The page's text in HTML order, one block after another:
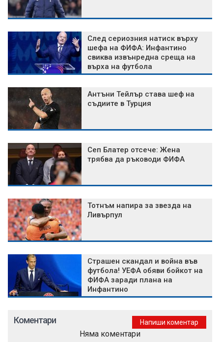
След сериозния натиск върху
шефа на ФИФА: Инфантино
свиква извънредна среща на
върха на футбола
Антъни Тейлър става шеф на
съдиите в Турция
Сеп Блатер отсече: Жена
трябва да ръководи ФИФА
Тотнъм напира за звезда на
Ливърпул
Страшен скандал и война във
футбола! УЕФА обяви бойкот на
ФИФА заради плана на
Инфантино
Коментари Напиши коментар
Няма коментари